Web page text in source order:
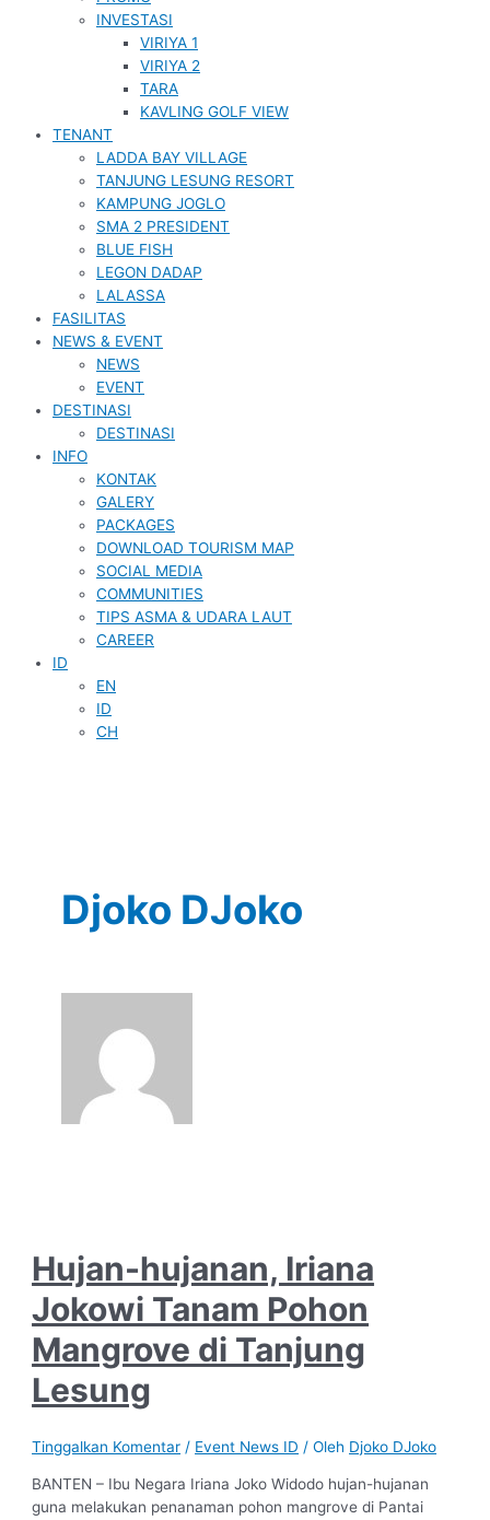
INVESTASI
VIRIYA 1
VIRIYA 2
TARA
KAVLING GOLF VIEW
TENANT
LADDA BAY VILLAGE
TANJUNG LESUNG RESORT
KAMPUNG JOGLO
SMA 2 PRESIDENT
BLUE FISH
LEGON DADAP
LALASSA
FASILITAS
NEWS & EVENT
NEWS
EVENT
DESTINASI
DESTINASI
INFO
KONTAK
GALERY
PACKAGES
DOWNLOAD TOURISM MAP
SOCIAL MEDIA
COMMUNITIES
TIPS ASMA & UDARA LAUT
CAREER
ID
EN
ID
CH
Djoko DJoko
Hujan-hujanan, Iriana
Jokowi Tanam Pohon
Mangrove di Tanjung
Lesung
Tinggalkan Komentar / Event News ID / Oleh Djoko DJoko
BANTEN – Ibu Negara Iriana Joko Widodo hujan-hujanan
guna melakukan penanaman pohon mangrove di Pantai